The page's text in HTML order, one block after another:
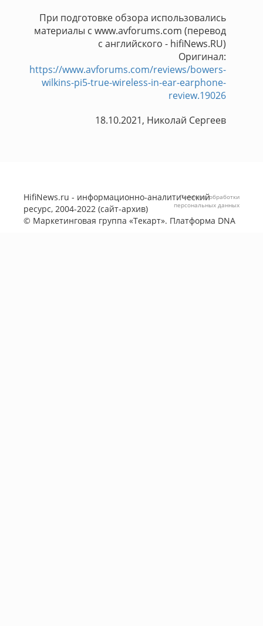
При подготовке обзора использовались
материалы с www.avforums.com (перевод
с английского - hifiNews.RU)
Оригинал:
https://www.avforums.com/reviews/bowers-
wilkins-pi5-true-wireless-in-ear-earphone-
review.19026
18.10.2021, Николай Сергеев
HifiNews.ru - информационно-аналитический
ресурс, 2004-2022 (сайт-архив)
© Маркетинговая группа «Текарт». Платформа DNA
Политика обработки
персональных данных